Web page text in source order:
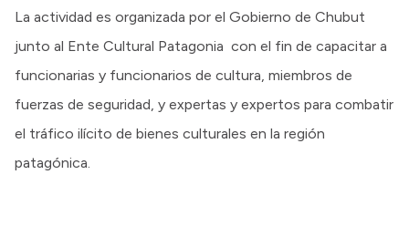
La actividad es organizada por el Gobierno de Chubut
junto al Ente Cultural Patagonia con el fin de capacitar a
funcionarias y funcionarios de cultura, miembros de
fuerzas de seguridad, y expertas y expertos para combatir
el tráfico ilícito de bienes culturales en la región
patagónica.